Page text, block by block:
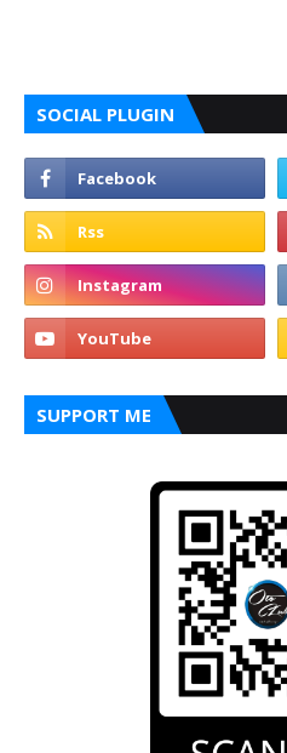
SOCIAL PLUGIN
SUPPORT ME